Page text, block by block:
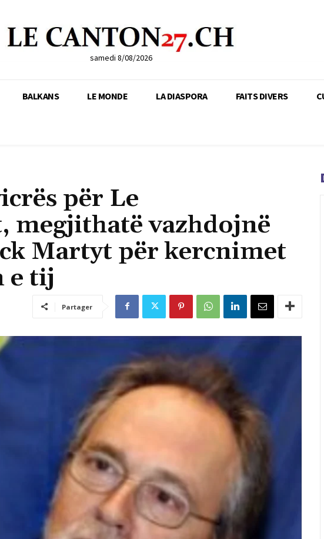
samedi 8/08/2026
BALKANS LE MONDE LA DIASPORA FAITS DIVERS
për Le
megjithatë vazhdojnë
Martyt për kercnimet
e tij
Partager